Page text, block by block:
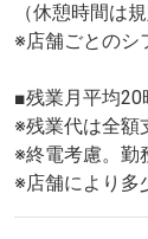
（休憩時間は
※店舗ごとのシ
■残業月平均20
※残業代は全額
※終電考慮。勤
※店舗により多